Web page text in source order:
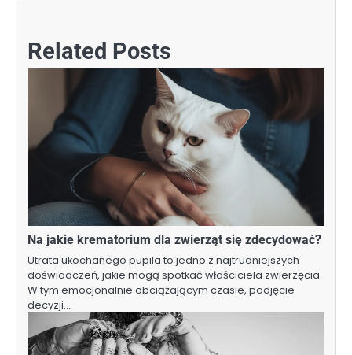
Related Posts
Na jakie krematorium dla zwierząt się zdecydować?
Utrata ukochanego pupila to jedno z najtrudniejszych
doświadczeń, jakie mogą spotkać właściciela zwierzęcia.
W tym emocjonalnie obciążającym czasie, podjęcie
decyzji…